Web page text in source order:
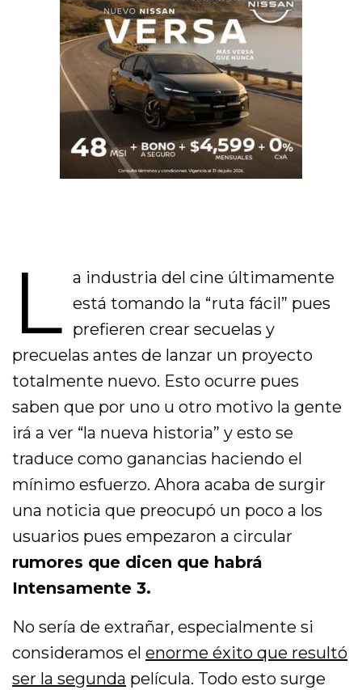
L a industria del cine últimamente
está tomando la “ruta fácil” pues
prefieren crear secuelas y
precuelas antes de lanzar un proyecto
totalmente nuevo. Esto ocurre pues
saben que por uno u otro motivo la gente
irá a ver “la nueva historia” y esto se
traduce como ganancias haciendo el
mínimo esfuerzo. Ahora acaba de surgir
una noticia que preocupó un poco a los
usuarios pues empezaron a circular
rumores que dicen que habrá
Intensamente 3.
No sería de extrañar, especialmente si
consideramos elenorme éxito que resultó
ser la segunda película. Todo esto surge